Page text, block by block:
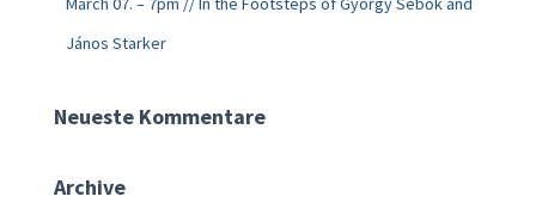
János Starker
Neueste Kommentare
Archive